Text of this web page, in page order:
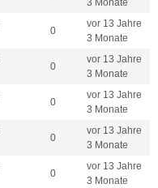
3 Monate
0
vor 13 Jahre
3 Monate
0
vor 13 Jahre
3 Monate
0
vor 13 Jahre
3 Monate
0
vor 13 Jahre
3 Monate
0
vor 13 Jahre
3 Monate